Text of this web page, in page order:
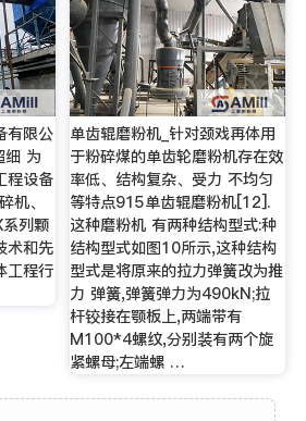
有限公
细 为
程设备
机、
列颗
术和先
工程行
单齿辊磨粉机_针对颈戏再体用
于粉碎煤的单齿轮磨粉机存在效
率低、结构复杂、受力 不均匀
等特点915单齿辊磨粉机[12].
这种磨粉机 有两种结构型式:种
结构型式如图10所示,这种结构
型式是将原来的拉力弹簧改为推
力 弹簧,弹簧弹力为490kN;拉
杆铰接在颚板上,两端带有
M100*4螺纹,分别装有两个旋
紧螺母;左端螺 …